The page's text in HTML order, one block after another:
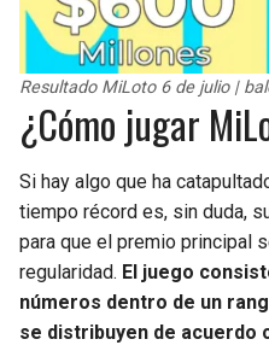
Resultado MiLoto 6 de julio |
¿Cómo jugar
Si hay algo que ha
tiempo récord es, sin duda,
para que el premio principal
regularidad. El juego
números dentro de un
se distribuyen de acuerdo